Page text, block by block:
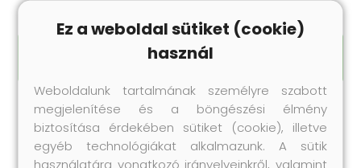
ÉRTÉKELÉS ÍRÁSA
Ez a weboldal sütiket (cookie)
használ
Weboldalunk tartalmának személyre szabott
megjelenítése és a böngészési élmény
biztosítása érdekében sütiket (cookie), illetve
egyéb technológiákat alkalmazunk. A sütik
használatára vonatkozó irányelveinkről, valamint